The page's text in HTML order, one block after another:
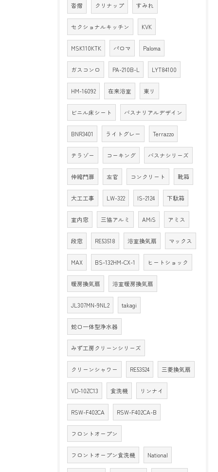
沓摺 クリナップ すみれ
セクショナルキッチン KVK
MSK110KTK パロマ Paloma
ガスコンロ PA-210B-L LYT84100
HM-16092 在来浴室 東リ
ビニル床シート バスナリアルデザイン
BNR3401 ライトグレー Terrazzo
テラゾー コーキング バスナシリーズ
伸縮門扉 左官 コンクリート 靴箱
大工工事 LW-322 IS-2124 下駄箱
室内窓 三協アルミ AMiS アミス
段窓 RE53518 浴室換気扇 マックス
MAX BS-132HM-CX-1 ヒートショック
暖房換気扇 浴室暖房換気扇
JL307MN-9NL2 takagi
蛇口一体型浄水器
みず工房クリーンシリーズ
クリーンシャワー RE53524 三菱換気扇
VD-10ZC13 食洗機 リンナイ
RSW-F402CA RSW-F402CA-B
フロントオープン
フロントオープン食洗機 National